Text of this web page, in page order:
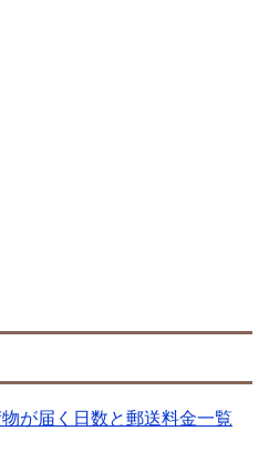
が届く日数と郵送料金一覧